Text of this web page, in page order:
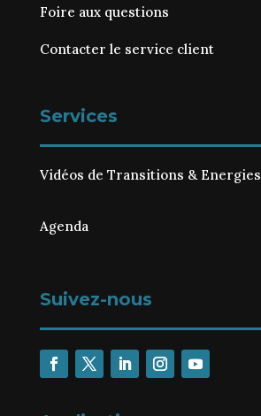
Foire aux questions
Contacter le service client
Services
Vidéos de Transitions & Energies
Agenda
Suivez-nous